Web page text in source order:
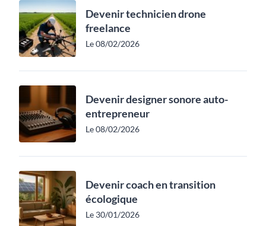
Devenir technicien drone
freelance
Le 08/02/2026
Devenir designer sonore auto-
entrepreneur
Le 08/02/2026
Devenir coach en transition
écologique
Le 30/01/2026